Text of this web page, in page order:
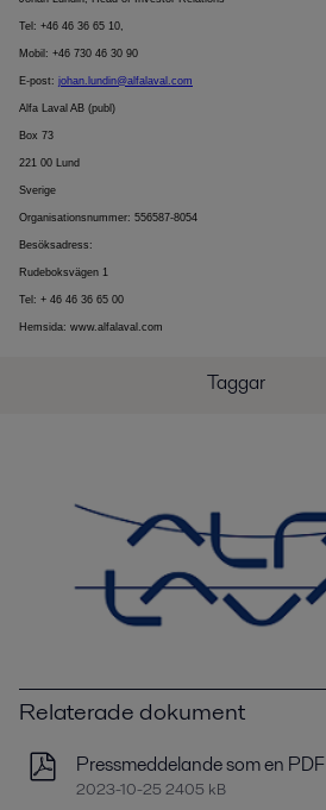
Tel: +46 46 36 65 10,
Mobil: +46 730 46 30 90
E-post: johan.lundin@alfalaval.com
Alfa Laval AB (publ)
Box 73
221 00 Lund
Sverige
Organisationsnummer: 556587-8054
Besöksadress:
Rudeboksvägen 1
Tel: + 46 46 36 65 00
Hemsida: www.alfalaval.com
Taggar
Relaterade dokument
Pressmeddelande som en PDF
2023-10-25 2405 kB